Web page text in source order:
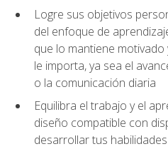
Logre sus objetivos
del enfoque de
que lo mantiene
le importa, ya sea el
o la comunicación diaria
Equilibra el trabajo y el
diseño compatible con
desarrollar tus